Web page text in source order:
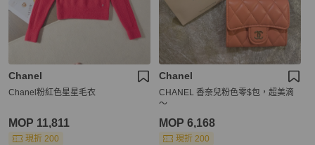
Chanel
Chanel粉紅色星星毛衣
MOP 11,811
現折 200
Chanel
CHANEL 香奈兒粉色零$包，超美滴
～
MOP 6,168
現折 200